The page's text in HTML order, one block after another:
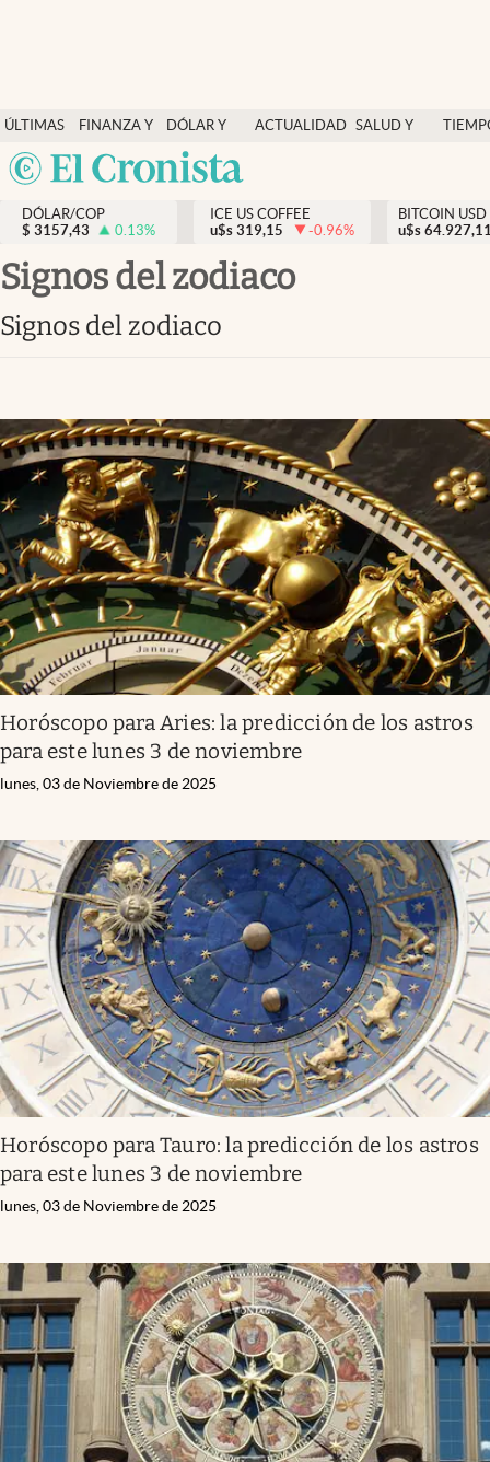
ÚLTIMAS
NOTICIAS
FINANZA Y
ECONOMÍA
DÓLAR Y
MERCADOS
ACTUALIDAD SALUD Y
México
Salud y nutrición
Vida espiritual
Actualidad
Dólar y mercados
Curiosidades
DÓLAR/COP
$ 3157,43 0.13%
ICE US COFFEE
u$s 319,15 -0.96%
BITCOIN USD
u$s
Signos del zodiaco
Signos del zodiaco
Horóscopo para Aries: la predicción de los astros
para este lunes 3 de noviembre
lunes, 03 de Noviembre de 2025
Horóscopo para Tauro: la predicción de los astros
para este lunes 3 de noviembre
lunes, 03 de Noviembre de 2025